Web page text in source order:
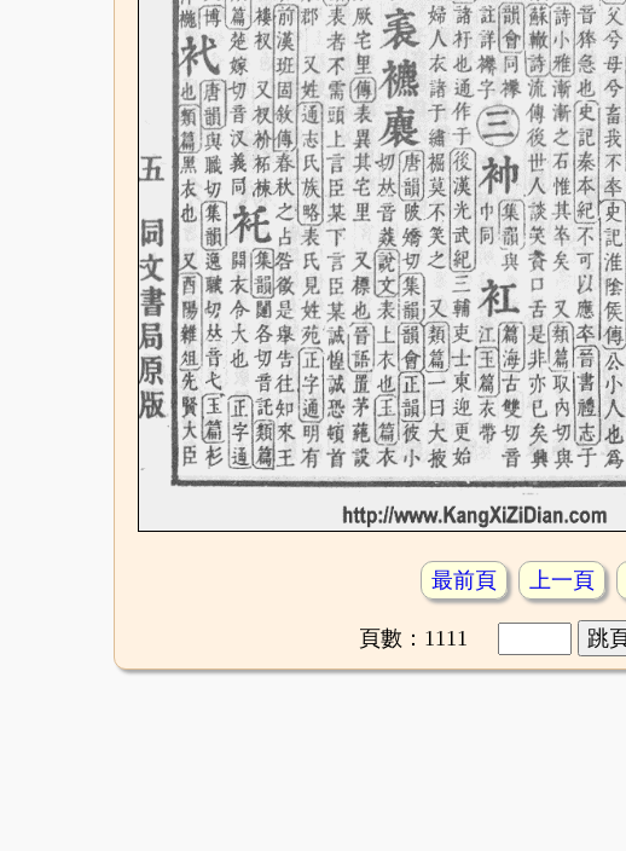
最前頁 上一頁
頁數：1111